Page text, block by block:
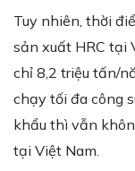
Tuy nhiên, thời
sản xuất HRC tại
chỉ 8,2 triệu tấn/
chạy tối đa công
khẩu thì vẫn
tại Việt Nam.